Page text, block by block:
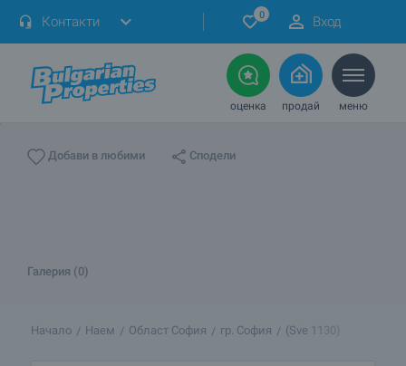
Контакти 0 Вход
оценка продай меню
Добави в любими Сподели
Галерия (0)
Начало Наем Област София гр. София (Sve 1130)